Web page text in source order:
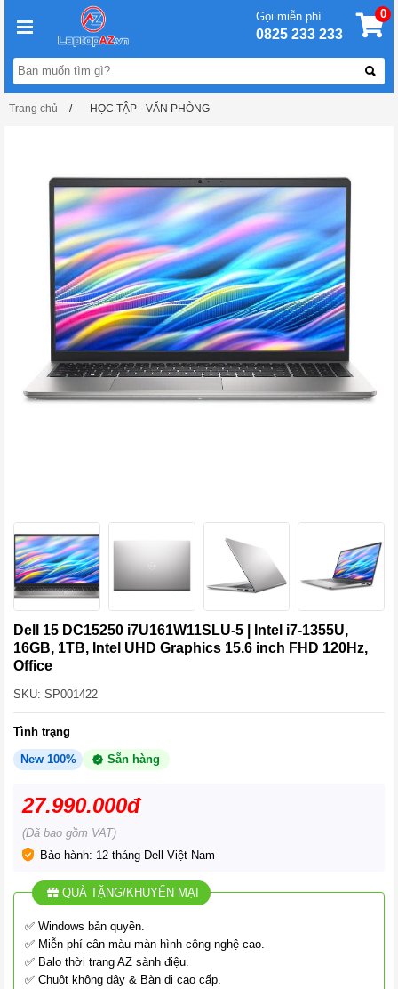
Gọi miễn phí
0825 233 233
0
Trang chủ HỌC TẬP - VĂN PHÒNG
Dell 15 DC15250 i7U161W11SLU-5 | Intel i7-1355U,
16GB, 1TB, Intel UHD Graphics 15.6 inch FHD 120Hz,
Office
SKU: SP001422
Tình trạng
New 100% Sẵn hàng
27.990.000đ
(Đã bao gồm VAT)
Bảo hành: 12 tháng Dell Việt Nam
QUÀ TẶNG/KHUYẾN MẠI
✅ Windows bản quyền.
✅ Miễn phí cân màu màn hình công nghệ cao.
✅ Balo thời trang AZ sành điệu.
✅ Chuột không dây & Bàn di cao cấp.